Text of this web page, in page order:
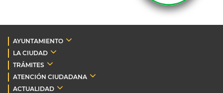
AYUNTAMIENTO
LA CIUDAD
TRÁMITES
ATENCIÓN CIUDADANA
ACTUALIDAD